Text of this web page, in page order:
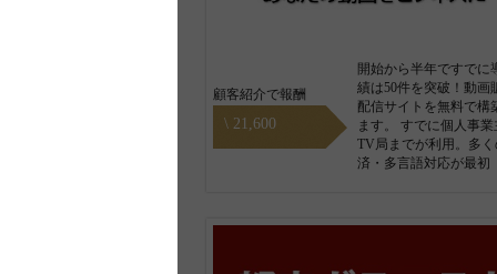
開始から半年ですでに
績は50件を突破！動画
配信サイトを無料で構
ます。 すでに個人事
TV局までが利用。多
済・多言語対応が最初
\ 21,600
顧客紹介で報酬